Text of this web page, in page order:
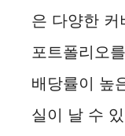
은 다양한 커
포트폴리오
배당률이 높
실이 날 수